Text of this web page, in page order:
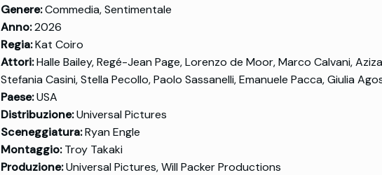
Genere:Commedia, Sentimentale
Anno:2026
Regia:Kat Coiro
Attori:Halle Bailey, Regé-Jean Page, Lorenzo de Moor, Marco Calvani,
Stefania Casini, Stella Pecollo, Paolo Sassanelli, Emanuele Pacca, Giulia
Paese:USA
Distribuzione:Universal Pictures
Sceneggiatura:Ryan Engle
Montaggio:Troy Takaki
Produzione:Universal Pictures, Will Packer Productions